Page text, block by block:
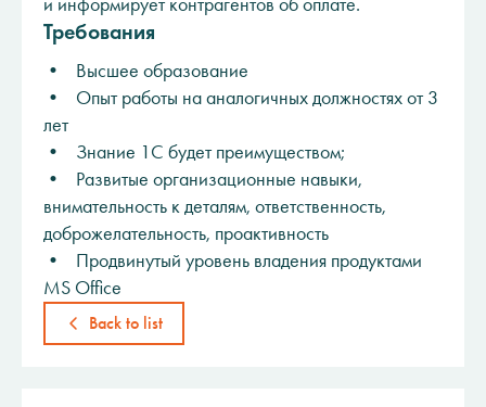
Требования
• Высшее образование
• Опыт работы на аналогичных должностях от 3
лет
• Знание 1С будет преимуществом;
• Развитые организационные навыки,
внимательность к деталям, ответственность,
доброжелательность, проактивность
• Продвинутый уровень владения продуктами
MS Office
Back to list